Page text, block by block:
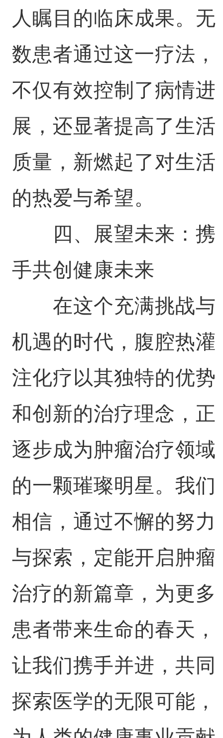
人瞩目的临床成果。无
数患者通过这一疗法，
不仅有效控制了病情进
展，还显著提高了生活
质量，新燃起了对生活
的热爱与希望。
四、展望未来：携
手共创健康未来
在这个充满挑战与
机遇的时代，腹腔热灌
注化疗以其独特的优势
和创新的治疗理念，正
逐步成为肿瘤治疗领域
的一颗璀璨明星。我们
相信，通过不懈的努力
与探索，定能开启肿瘤
治疗的新篇章，为更多
患者带来生命的春天，
让我们携手并进，共同
探索医学的无限可能，